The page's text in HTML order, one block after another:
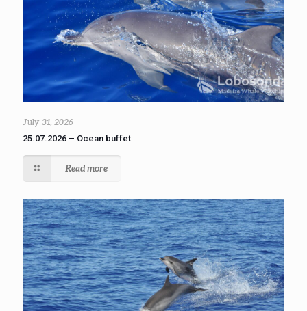
July 31, 2026
25.07.2026 – Ocean buffet
Read more